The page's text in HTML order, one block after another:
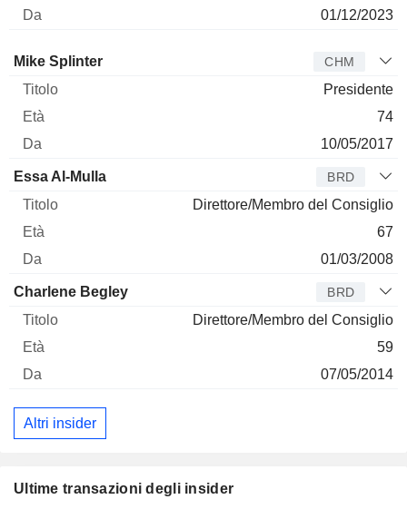
01/12/2023
Amministratore
Mike Splinter CHM
Presidente
74
10/05/2017
Essa Al-Mulla BRD
Direttore/Membro del Consiglio
67
01/03/2008
Charlene Begley BRD
Direttore/Membro del Consiglio
59
07/05/2014
Altri insider
Ultime transazioni degli insider